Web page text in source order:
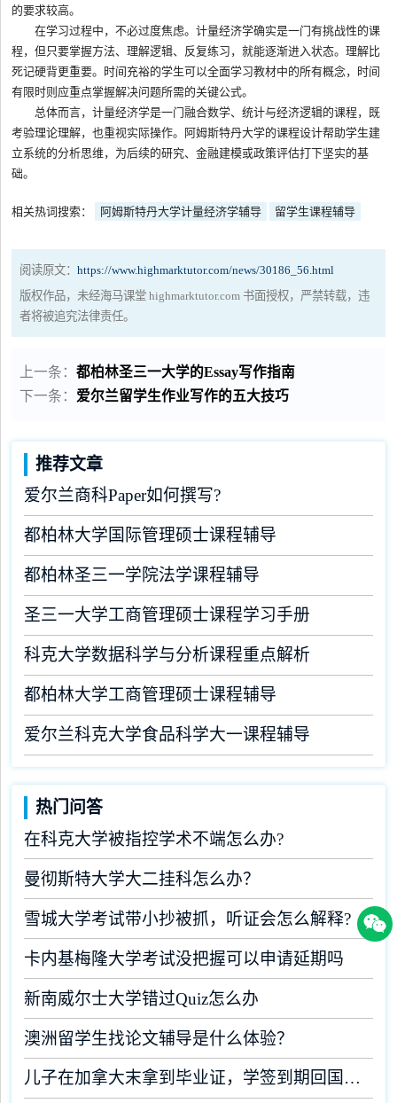
的要求较高。
在学习过程中，不必过度焦虑。计量经济学确实是一门有挑战性的课
程，但只要掌握方法、理解逻辑、反复练习，就能逐渐进入状态。理解比
死记硬背更重要。时间充裕的学生可以全面学习教材中的所有概念，时间
有限时则应重点掌握解决问题所需的关键公式。
总体而言，计量经济学是一门融合数学、统计与经济逻辑的课程，既
考验理论理解，也重视实际操作。阿姆斯特丹大学的课程设计帮助学生建
立系统的分析思维，为后续的研究、金融建模或政策评估打下坚实的基
础。
相关热词搜索： 阿姆斯特丹大学计量经济学辅导 留学生课程辅导
阅读原文：https://www.highmarktutor.com/news/30186_56.html
版权作品，未经海马课堂 highmarktutor.com 书面授权，严禁转载，违
者将被追究法律责任。
上一条：都柏林圣三一大学的Essay写作指南
下一条： 爱尔兰留学生作业写作的五大技巧
推荐文章
爱尔兰商科Paper如何撰写?
都柏林大学国际管理硕士课程辅导
都柏林圣三一学院法学课程辅导
圣三一大学工商管理硕士课程学习手册
科克大学数据科学与分析课程重点解析
都柏林大学工商管理硕士课程辅导
爱尔兰科克大学食品科学大一课程辅导
热门问答
在科克大学被指控学术不端怎么办?
曼彻斯特大学大二挂科怎么办？
雪城大学考试带小抄被抓，听证会怎么解释?
卡内基梅隆大学考试没把握可以申请延期吗
新南威尔士大学错过Quiz怎么办
澳洲留学生找论文辅导是什么体验？
儿子在加拿大末拿到毕业证，学签到期回国了有办法补救吗